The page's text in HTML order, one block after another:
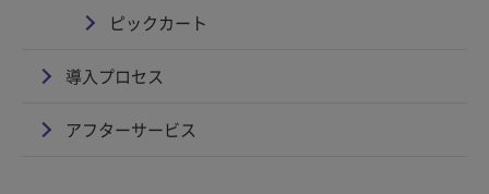
ピックカート
導入プロセス
アフターサービス